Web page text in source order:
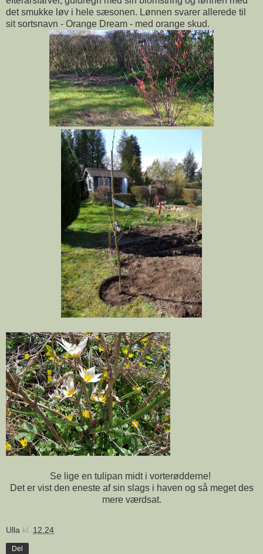
det smukke løv i hele sæsonen. Lønnen svarer allerede til
sit sortsnavn - Orange Dream - med orange skud.
Se lige en tulipan midt i vorterødderne!
Det er vist den eneste af sin slags i haven og så meget des
mere værdsat.
Ulla kl. 12.24
Del